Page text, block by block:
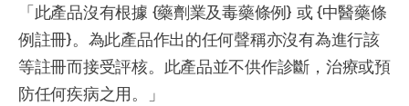
「此產品沒有根據 {藥劑業及毒藥條例} 或 {中醫藥條
例註冊}。為此產品作出的任何聲稱亦沒有為進行該
等註冊而接受評核。此產品並不供作診斷，治療或預
防任何疾病之用。」